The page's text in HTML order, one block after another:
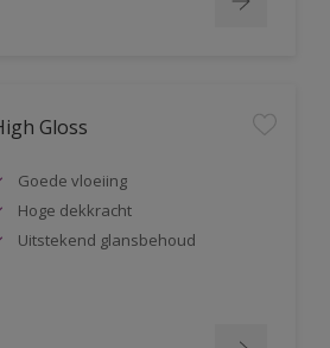
Gloss
Goede vloeiing
Hoge dekkracht
Uitstekend glansbehoud